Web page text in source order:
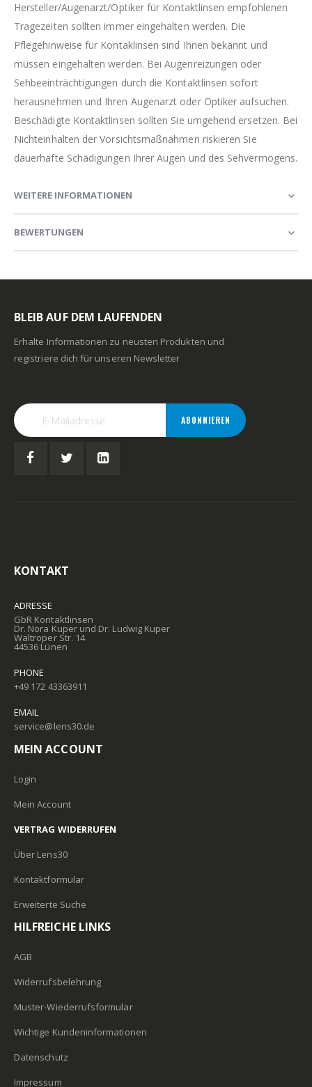
Hersteller/Augenarzt/Optiker für Kontaktlinsen empfohlenen
Tragezeiten sollten immer eingehalten werden. Die
Pflegehinweise für Kontaklinsen sind Ihnen bekannt und
müssen eingehalten werden. Bei Augenreizungen oder
Sehbeeinträchtigungen durch die Kontaktlinsen sofort
herausnehmen und Ihren Augenarzt oder Optiker aufsuchen.
Beschädigte Kontaktlinsen sollten Sie umgehend ersetzen. Bei
Nichteinhalten der Vorsichtsmaßnahmen riskieren Sie
dauerhafte Schädigungen Ihrer Augen und des Sehvermögens.
WEITERE INFORMATIONEN
BEWERTUNGEN
BLEIB AUF DEM LAUFENDEN
Erhalte Informationen zu neusten Produkten und
registriere dich für unseren Newsletter
ABONNIEREN
KONTAKT
ADRESSE
GbR Kontaktlinsen
Dr. Nora Kuper und Dr. Ludwig Kuper
Waltroper Str. 14
44536 Lünen
PHONE
+49 172 43363911
EMAIL
service@lens30.de
MEIN ACCOUNT
Login
Mein Account
VERTRAG WIDERRUFEN
Über Lens30
Kontaktformular
Erweiterte Suche
HILFREICHE LINKS
AGB
Widerrufsbelehrung
Muster-Wiederrufsformular
Wichtige Kundeninformationen
Datenschutz
Impressum